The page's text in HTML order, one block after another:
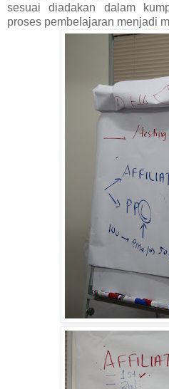
sesuai diadakan dalam
proses pembelajaran menjadi